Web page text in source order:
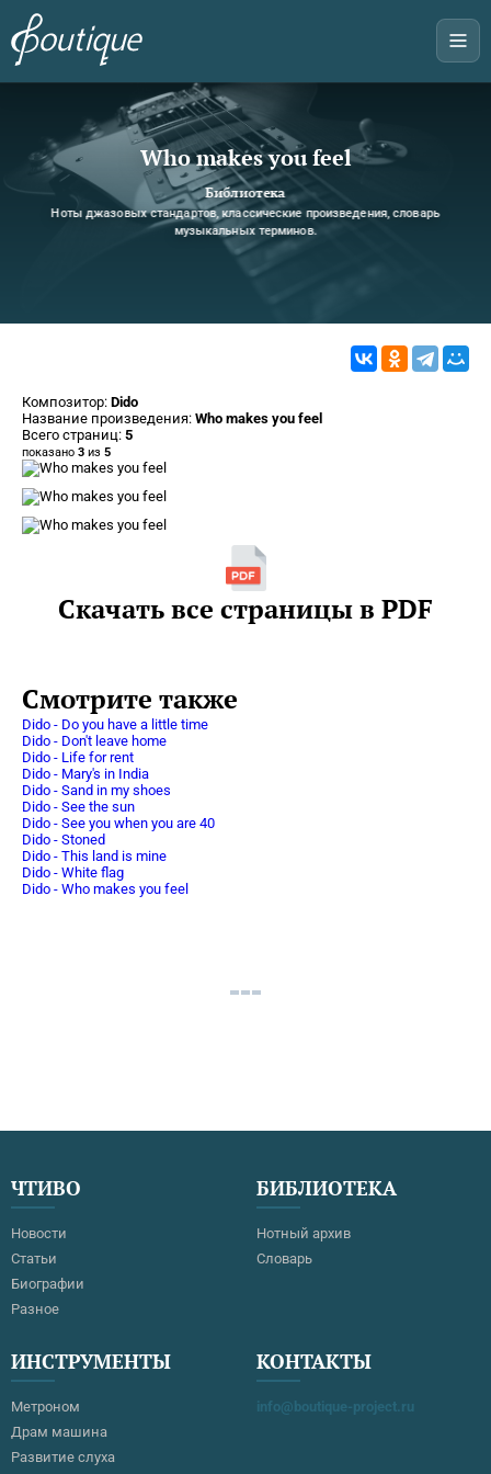
Who makes you feel
Библиотека
Ноты джазовых стандартов, классические произведения, словарь
музыкальных терминов.
Композитор: Dido
Название произведения: Who makes you feel
Всего страниц: 5
показано 3 из 5
Скачать все страницы в PDF
Смотрите также
Dido - Do you have a little time
Dido - Don't leave home
Dido - Life for rent
Dido - Mary's in India
Dido - Sand in my shoes
Dido - See the sun
Dido - See you when you are 40
Dido - Stoned
Dido - This land is mine
Dido - White flag
Dido - Who makes you feel
ЧТИВО
Новости
Статьи
Биографии
Разное
БИБЛИОТЕКА
Нотный архив
Словарь
ИНСТРУМЕНТЫ
Метроном
Драм машина
Развитие слуха
КОНТАКТЫ
info@boutique-project.ru